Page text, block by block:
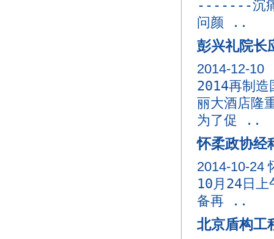
-------沉痛
问颜 ..
彭兴礼院长
2014-12-10
2014再制造
丽大酒店隆
为了促 ..
怀柔政协经
2014-10-24
10月24日上
备再 ..
北京盾构工